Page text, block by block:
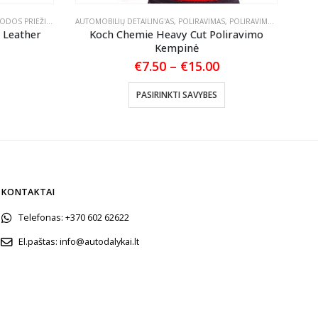
ODOS PRIEŽIŪRA
Leather
AUTOMOBILIŲ DETAILING'AS, POLIRAVIMAS, POLIRAVIMO PADAI
Koch Chemie Heavy Cut Poliravimo
Kempinė
€7.50 – €15.00Price
range:
through
PASIRINKTI SAVYBES
This product has multiple variants. The options may be chosen on the product page
KONTAKTAI
Telefonas: +370 602 62622
El.paštas: info@autodalykai.lt